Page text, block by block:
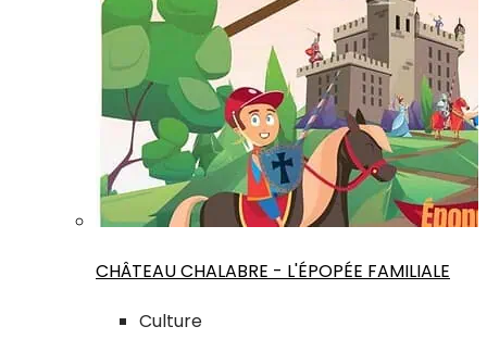
CHÂTEAU CHALABRE - L'ÉPOPÉE FAMILIALE
Culture